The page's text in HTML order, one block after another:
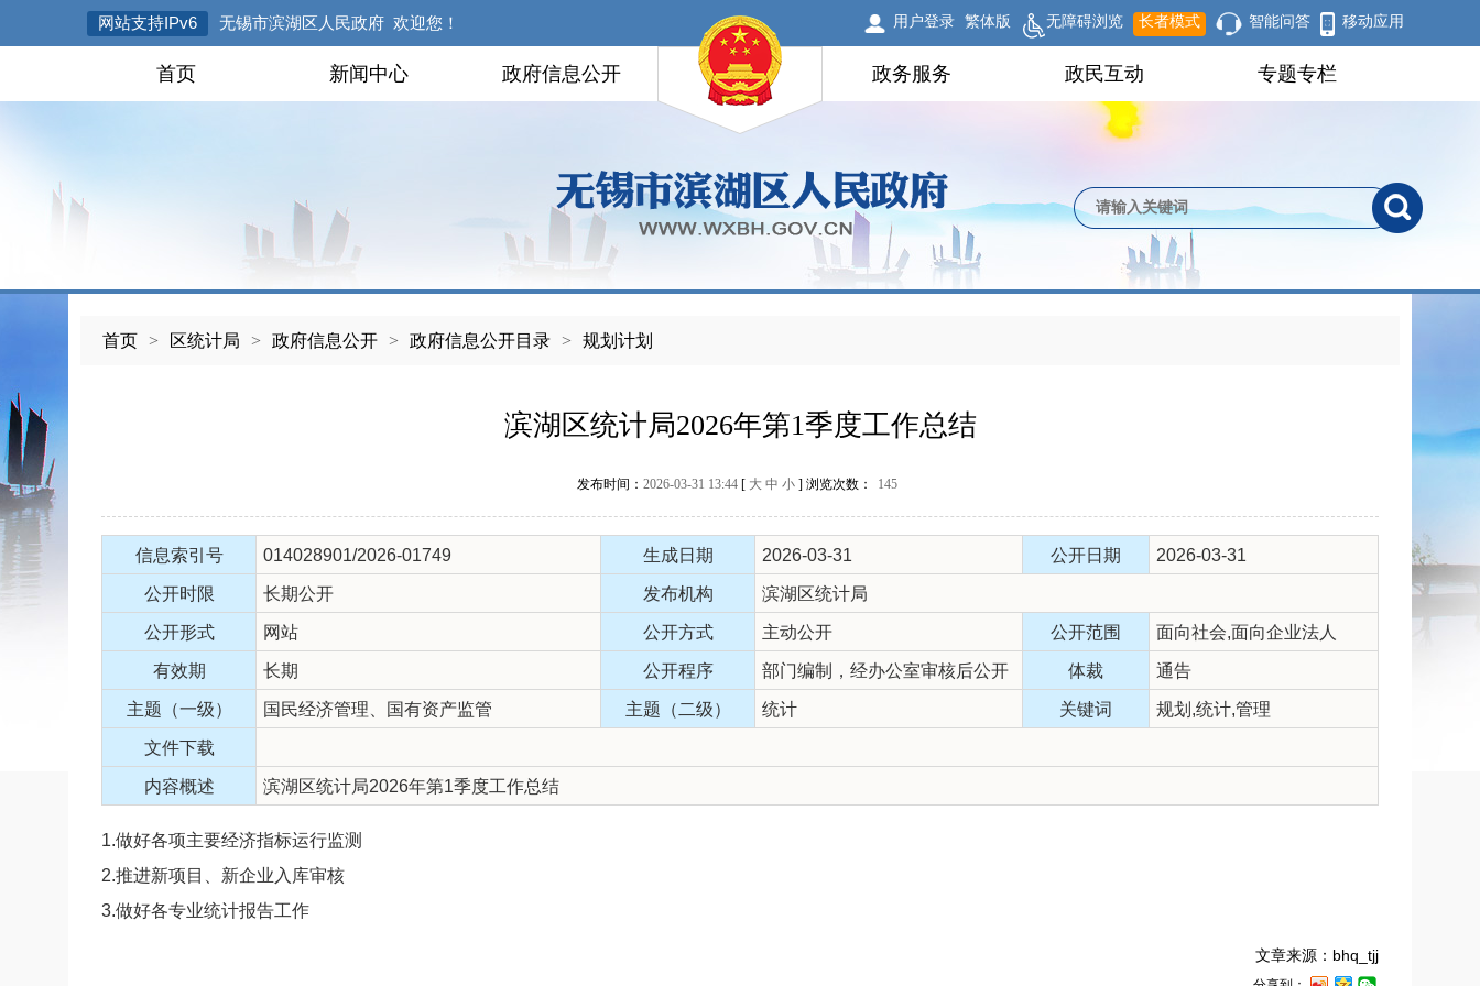
网站支持IPv6 无锡市滨湖区人民政府 欢迎您！ 用户登录 繁体版 无障碍浏览 长者模式 智能问答 移动应用
首页 新闻中心 政府信息公开 政务服务 政民互动 专题专栏
首页 > 区统计局 > 政府信息公开 > 政府信息公开目录 > 规划计划
滨湖区统计局2026年第1季度工作总结
发布时间： 2026-03-31 13:44 [ 大 中 小 ] 浏览次数： 145
信息索引号 014028901/2026-01749 生成日期 2026-03-31 公开日期 2026-03-31
公开时限 长期公开 发布机构 滨湖区统计局
公开形式 网站 公开方式 主动公开 公开范围 面向社会,面向企业法人
有效期 长期 公开程序 部门编制，经办公室审核后公开 体裁 通告
主题（一级） 国民经济管理、国有资产监管 主题（二级） 统计 关键词 规划,统计,管理
文件下载
内容概述 滨湖区统计局2026年第1季度工作总结
1.做好各项主要经济指标运行监测
2.推进新项目、新企业入库审核
3.做好各专业统计报告工作
文章来源：bhq_tjj